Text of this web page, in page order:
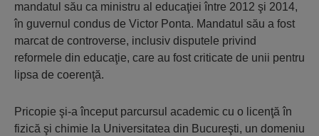
mandatul său ca ministru al educaţiei între 2012 şi 2014,
în guvernul condus de Victor Ponta. Mandatul său a fost
marcat de controverse, inclusiv disputele privind
reformele din educaţie, care au fost criticate de unii pentru
lipsa de coerenţă.
Pricopie şi-a început parcursul academic cu o licenţă în
fizică şi chimie la Universitatea din Bucureşti, un domeniu